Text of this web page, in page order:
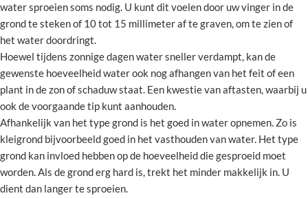
water sproeien soms nodig. U kunt dit voelen door uw vinger in de
grond te steken of 10 tot 15 millimeter af te graven, om te zien of
het water doordringt.
Hoewel tijdens zonnige dagen water sneller verdampt, kan de
gewenste hoeveelheid water ook nog afhangen van het feit of een
plant in de zon of schaduw staat. Een kwestie van aftasten, waarbij u
ook de voorgaande tip kunt aanhouden.
Afhankelijk van het type grond is het goed in water opnemen. Zo is
kleigrond bijvoorbeeld goed in het vasthouden van water. Het type
grond kan invloed hebben op de hoeveelheid die gesproeid moet
worden. Als de grond erg hard is, trekt het minder makkelijk in. U
dient dan langer te sproeien.